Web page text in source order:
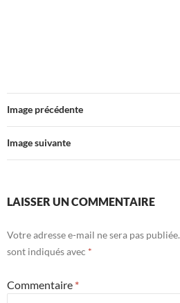
Image précédente
Image suivante
LAISSER UN COMMENTAIRE
Votre adresse e-mail ne sera pas publiée.
sont indiqués avec *
Commentaire *